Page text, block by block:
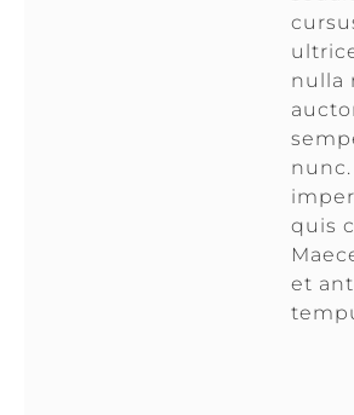
nulla
quis
et